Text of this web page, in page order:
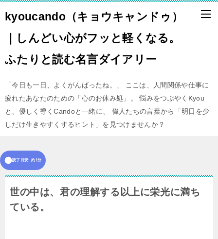
kyoucando（キョウキャンドゥ）
｜しんどい心がフッと軽くなる。
ふたりと読む名言ダイアリー
「今日も一日、よくがんばったね。」 ここは、人間関係や仕事に
疲れたあなたのための「心のお休み処」。 悩みをつぶやくKyou
と、優しく導くCandoと一緒に、 偉人たちの言葉から「明日を少
しだけ生きやすくするヒント」を見つけませんか？
読了目安: 約1分
世の中は、君の理解する以上に栄光に満ち
ている。